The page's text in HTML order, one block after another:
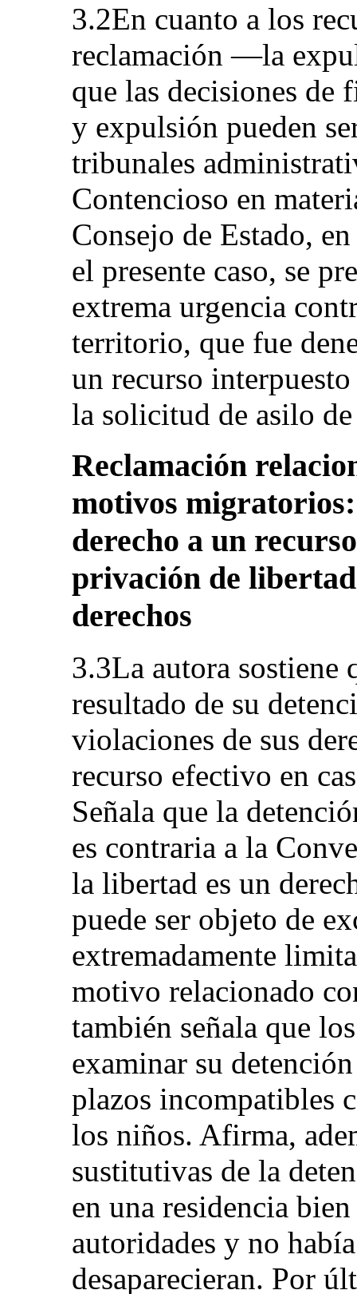
3.2En cuanto a los
reclamación —la
que las decisiones de
y expulsión pueden
tribunales
Contencioso en
Consejo de Estado,
el presente caso, se
extrema urgencia
territorio, que fue
un recurso
la solicitud de asilo
Reclamación
motivos
derecho a un
privación de
derechos
3.3La autora sostiene
resultado de su
violaciones de sus
recurso efectivo en
Señala que la
es contraria a la
la libertad es un
puede ser objeto de
extremadamente
motivo relacionado
también señala que
examinar su
plazos incompatibles
los niños. Afirma,
sustitutivas de la
en una residencia
autoridades y no
desaparecieran. Por